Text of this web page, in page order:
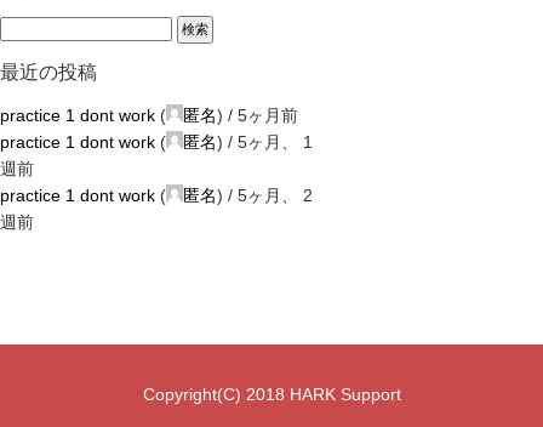
最近の投稿
practice 1 dont work ( 匿名) / 5ヶ月前
practice 1 dont work ( 匿名) / 5ヶ月、 1
週前
practice 1 dont work ( 匿名) / 5ヶ月、 2
週前
Copyright(C) 2018 HARK Support